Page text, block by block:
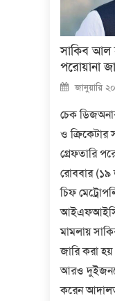
সাকিব আল
পরোয়ানা
Posted
on
জানুয়ারি
চেক
ও ক্রিকেটার
গ্রেফতারি
রোববার (১৯
চিফ
আইএফআইসি
মামলায়
জারি করা
আরও
করেন